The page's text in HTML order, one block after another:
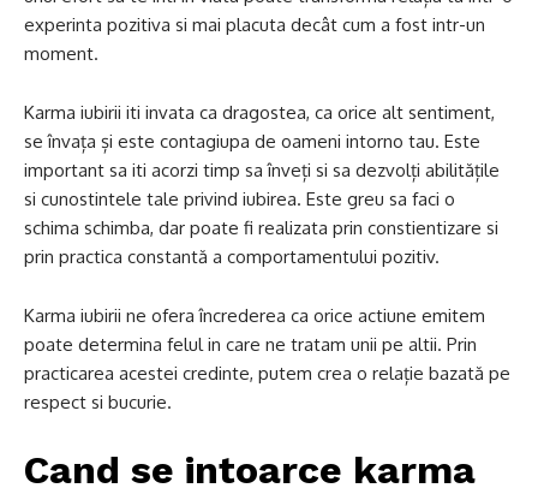
experinta pozitiva si mai placuta decât cum a fost intr-un
moment.
Karma iubirii iti invata ca dragostea, ca orice alt sentiment,
se învața și este contagiupa de oameni intorno tau. Este
important sa iti acorzi timp sa înveți si sa dezvolți abilitățile
si cunostintele tale privind iubirea. Este greu sa faci o
schima schimba, dar poate fi realizata prin constientizare si
prin practica constantă a comportamentului pozitiv.
Karma iubirii ne ofera încrederea ca orice actiune emitem
poate determina felul in care ne tratam unii pe altii. Prin
practicarea acestei credinte, putem crea o relație bazată pe
respect si bucurie.
Cand se intoarce karma